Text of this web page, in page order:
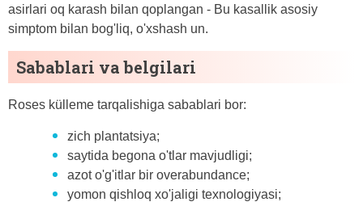
asirlari oq karash bilan qoplangan - Bu kasallik asosiy
simptom bilan bog'liq, o'xshash un.
Sabablari va belgilari
Roses külleme tarqalishiga sabablari bor:
zich plantatsiya;
saytida begona o'tlar mavjudligi;
azot o'g'itlar bir overabundance;
yomon qishloq xo'jaligi texnologiyasi;